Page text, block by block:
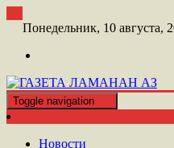
Понедельник, 10 августа,
ГАЗЕТА
ШАТОЙСКАЯ ГАЗЕТА
Toggle navigation
Новости